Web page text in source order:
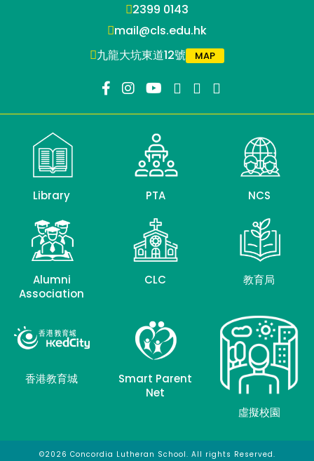
2399 0143
mail@cls.edu.hk
九龍大坑東道12號
MAP
Library PTA NCS
Alumni
Association
CLC 教育局
香港教育城
Smart Parent
Net
虛擬校園
©2026 Concordia Lutheran School. All rights Reserved.